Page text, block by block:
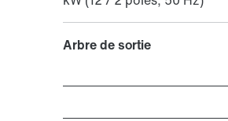
Arbre de sortie